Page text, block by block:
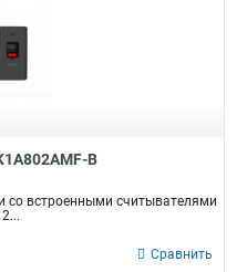
B
со встроенными считывателями
Сравнить